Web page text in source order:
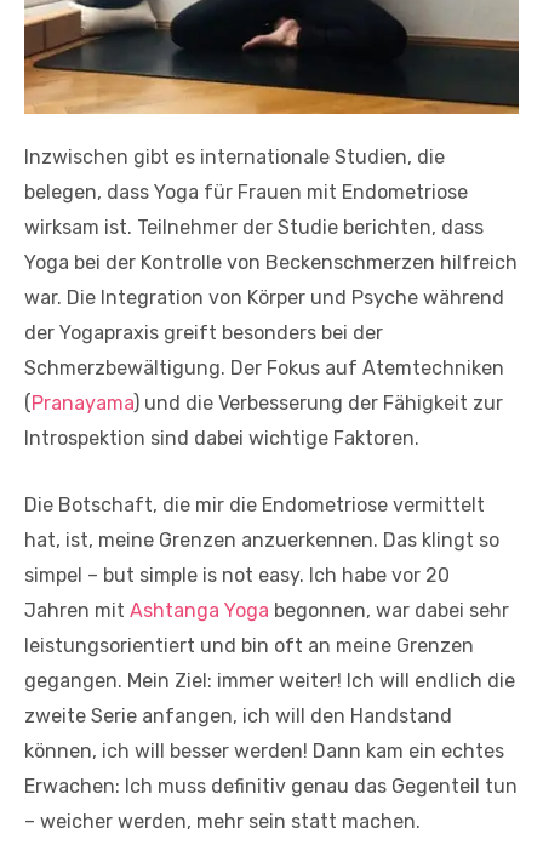
Inzwischen gibt es internationale Studien, die
belegen, dass Yoga für Frauen mit Endometriose
wirksam ist. Teilnehmer der Studie berichten, dass
Yoga bei der Kontrolle von Beckenschmerzen hilfreich
war. Die Integration von Körper und Psyche während
der Yogapraxis greift besonders bei der
Schmerzbewältigung. Der Fokus auf Atemtechniken
( Pranayama) und die Verbesserung der Fähigkeit zur
Introspektion sind dabei wichtige Faktoren.
Die Botschaft, die mir die Endometriose vermittelt
hat, ist, meine Grenzen anzuerkennen. Das klingt so
simpel – but simple is not easy. Ich habe vor 20
Jahren mit Ashtanga Yoga begonnen, war dabei sehr
leistungsorientiert und bin oft an meine Grenzen
gegangen. Mein Ziel: immer weiter! Ich will endlich die
zweite Serie anfangen, ich will den Handstand
können, ich will besser werden! Dann kam ein echtes
Erwachen: Ich muss definitiv genau das Gegenteil tun
– weicher werden, mehr sein statt machen.